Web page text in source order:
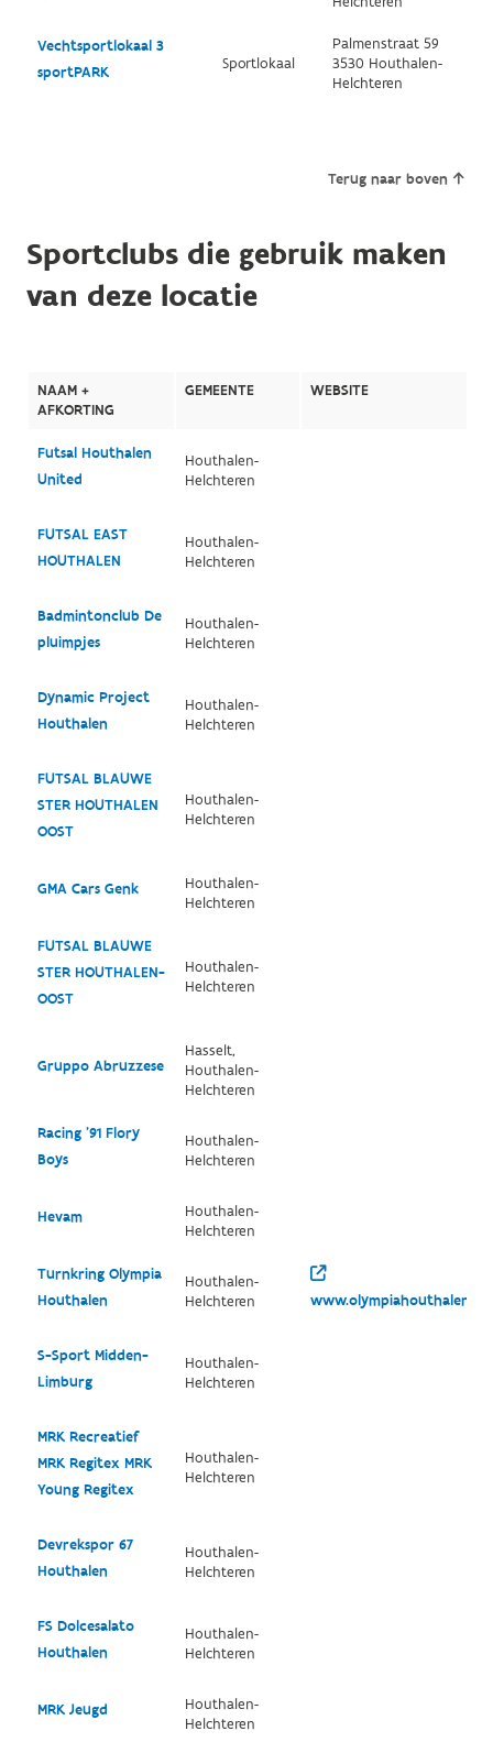
Vechtsportlokaal 3
sportPARK
Sportlokaal
Palmenstraat 59
3530 Houthalen-
Helchteren
Terug naar boven
Sportclubs die gebruik maken
van deze locatie
NAAM +
AFKORTING
GEMEENTE WEBSITE
Futsal Houthalen
United
Houthalen-
Helchteren
FUTSAL EAST
HOUTHALEN
Houthalen-
Helchteren
Badmintonclub De
pluimpjes
Houthalen-
Helchteren
Dynamic Project
Houthalen
Houthalen-
Helchteren
FUTSAL BLAUWE
STER HOUTHALEN
OOST
Houthalen-
Helchteren
GMA Cars Genk
Houthalen-
Helchteren
FUTSAL BLAUWE
STER HOUTHALEN-
OOST
Houthalen-
Helchteren
Gruppo Abruzzese
Hasselt,
Houthalen-
Helchteren
Racing '91 Flory
Boys
Houthalen-
Helchteren
Hevam
Houthalen-
Helchteren
Turnkring Olympia
Houthalen
Houthalen-
Helchteren
S-Sport Midden-
Limburg
Houthalen-
Helchteren
MRK Recreatief
MRK Regitex MRK
Young Regitex
Houthalen-
Helchteren
Devrekspor 67
Houthalen
Houthalen-
Helchteren
FS Dolcesalato
Houthalen
Houthalen-
Helchteren
MRK Jeugd
Houthalen-
Helchteren